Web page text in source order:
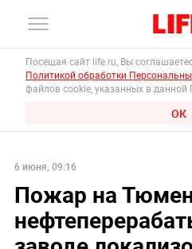
Посещая сайт life.ru, Вы
Политикой обработки
файлов cookie, указанных в данной
ОК
6 июня, 09:16
Пожар на